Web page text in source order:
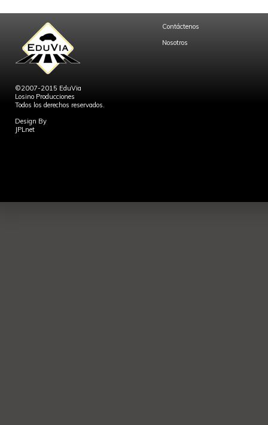
©2007-2015 EduVia
Losino Producciones
Todos los derechos reservados.
Design By
JPLnet
Contáctenos
Nosotros